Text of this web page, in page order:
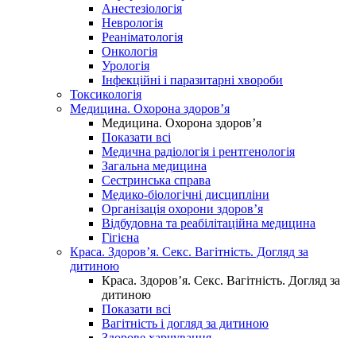
Анестезіологія
Неврологія
Реаніматологія
Онкологія
Урологія
Інфекційні і паразитарні хвороби
Токсикологія
Медицина. Охорона здоров’я
Медицина. Охорона здоров’я
Показати всі
Медична радіологія і рентгенологія
Загальна медицина
Сестринська справа
Медико-біологічні дисципліни
Організація охорони здоров’я
Відбудовна та реабілітаційна медицина
Гігієна
Краса. Здоров’я. Секс. Вагітність. Догляд за
дитиною
Краса. Здоров’я. Секс. Вагітність. Догляд за
дитиною
Показати всі
Вагітність і догляд за дитиною